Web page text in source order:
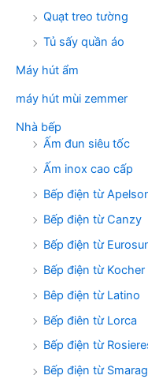
Quạt treo tường
Tủ sấy quần áo
Máy hút ẩm
máy hút mùi zemmer
Nhà bếp
Ấm đun siêu tốc
Ấm inox cao cấp
Bếp điện từ
Bếp điện từ Canzy
Bếp điện từ
Bếp điện từ Kocher
Bêp điện từ Latino
Bếp điên từ Lorca
Bếp điện từ
Bếp điện từ